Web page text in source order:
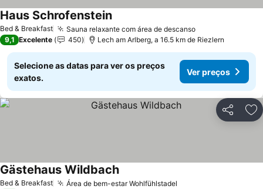
Bed & Breakfast Sauna relaxante com área de descansoVer preços
Haus SchrofensteinVer preços
9,1 Excelente 450 Lech am Arlberg, a 16.5 km de Riezlern
Selecione as datas para ver os preços
exatos.
Ver preços
Partilhar
Bed & Breakfast Área de bem-estar Wohlfühlstadel
Gästehaus WildbachVer preços